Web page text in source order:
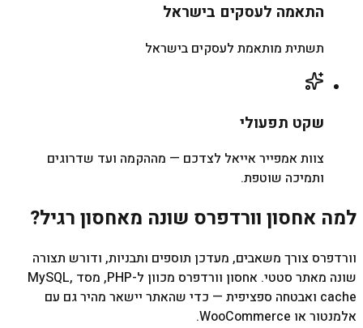
התאמה לעסקים בישראל
תשתית מותאמת לעסקים בישראל
שקט תפעולי
צוות אמפייר אייאל לצדכם — מההקמה ועד שדרוגים
ותמיכה שוטפת.
למה אחסון וורדפרס שונה מאחסון רגיל?
וורדפרס צורך משאבים, מעדכן תוספים ותבניות, ודורש תצורה
שונה מאתר סטטי. אחסון וורדפרס מכוון ל-PHP, מסד MySQL,
cache ואבטחה ספציפית — כדי שהאתר יישאר מהיר גם עם
אלמנטור או WooCommerce.